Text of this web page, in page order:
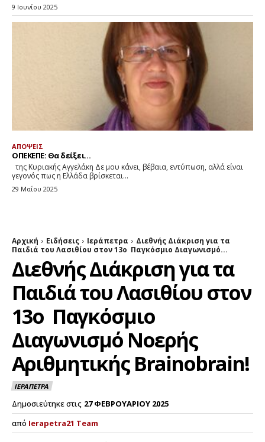
9 Ιουνίου 2025
ΑΠΟΨΕΙΣ
ΟΠΕΚΕΠΕ: Θα δείξει…
γεγονός πως η Ελλάδα βρίσκεται...
29 Μαΐου 2025